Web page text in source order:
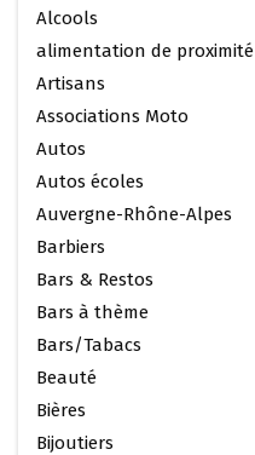
Alcools
alimentation de proximité
Artisans
Associations Moto
Autos
Autos écoles
Auvergne-Rhône-Alpes
Barbiers
Bars & Restos
Bars à thème
Bars/Tabacs
Beauté
Bières
Bijoutiers